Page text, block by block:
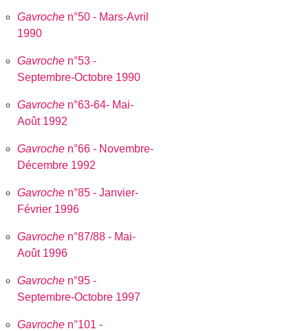
Gavroche n°50 - Mars-Avril
1990
Gavroche n°53 -
Septembre-Octobre 1990
Gavroche n°63-64- Mai-
Août 1992
Gavroche n°66 - Novembre-
Décembre 1992
Gavroche n°85 - Janvier-
Février 1996
Gavroche n°87/88 - Mai-
Août 1996
Gavroche n°95 -
Septembre-Octobre 1997
Gavroche n°101 -